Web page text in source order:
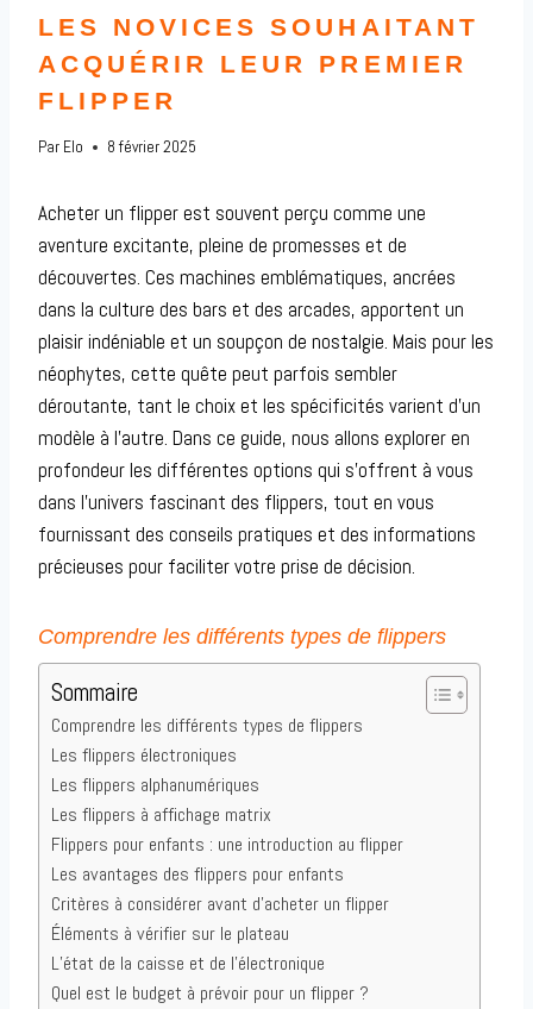
LES NOVICES SOUHAITANT
ACQUÉRIR LEUR PREMIER
FLIPPER
Par Elo 8 février 2025
Acheter un flipper est souvent perçu comme une
aventure excitante, pleine de promesses et de
découvertes. Ces machines emblématiques, ancrées
dans la culture des bars et des arcades, apportent un
plaisir indéniable et un soupçon de nostalgie. Mais pour les
néophytes, cette quête peut parfois sembler
déroutante, tant le choix et les spécificités varient d’un
modèle à l’autre. Dans ce guide, nous allons explorer en
profondeur les différentes options qui s’offrent à vous
dans l’univers fascinant des flippers, tout en vous
fournissant des conseils pratiques et des informations
précieuses pour faciliter votre prise de décision.
Comprendre les différents types de flippers
Sommaire
Comprendre les différents types de flippers
Les flippers électroniques
Les flippers alphanumériques
Les flippers à affichage matrix
Flippers pour enfants : une introduction au flipper
Les avantages des flippers pour enfants
Critères à considérer avant d’acheter un flipper
Éléments à vérifier sur le plateau
L’état de la caisse et de l’électronique
Quel est le budget à prévoir pour un flipper ?